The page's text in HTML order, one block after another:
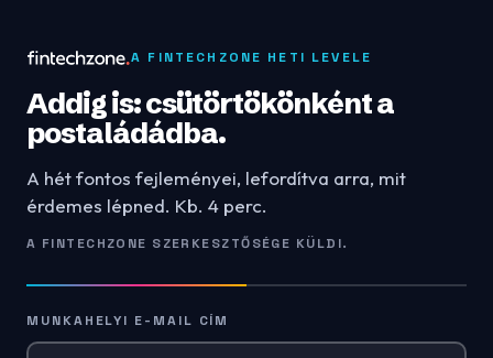
A FINTECHZONE HETI LEVELE
Addig is: csütörtökönként a
postaládádba.
A hét fontos fejleményei, lefordítva arra, mit
érdemes lépned. Kb. 4 perc.
A FINTECHZONE SZERKESZTŐSÉGE KÜLDI.
MUNKAHELYI E-MAIL CÍM